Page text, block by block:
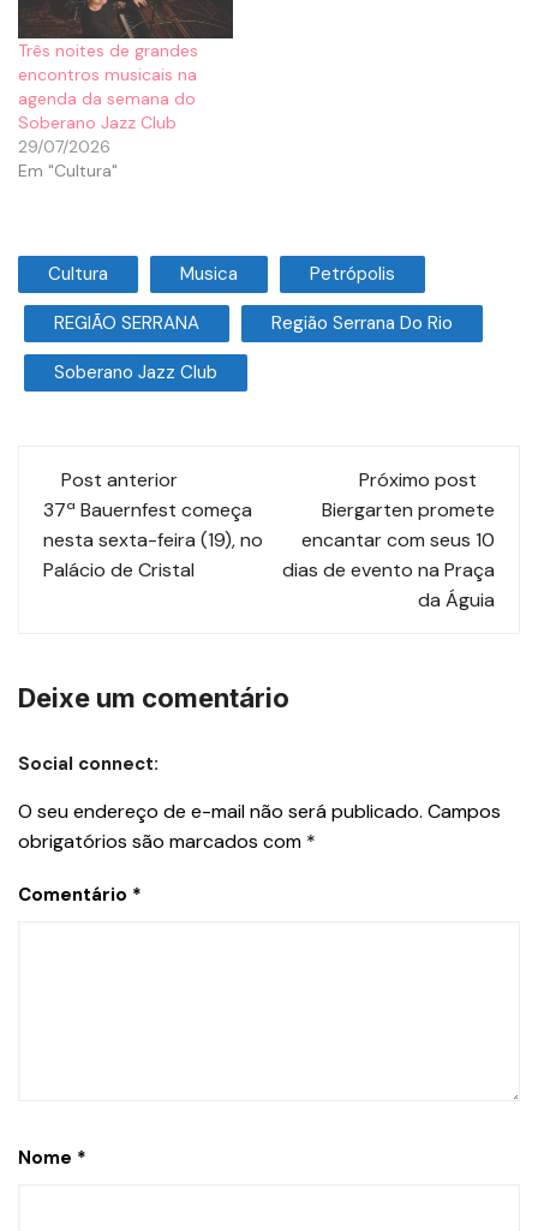
Três noites de grandes
encontros musicais na
agenda da semana do
Soberano Jazz Club
29/07/2026
Em "Cultura"
Cultura Musica Petrópolis
REGIÃO SERRANA Região Serrana Do Rio
Soberano Jazz Club
Post anterior
37ª Bauernfest começa
nesta sexta-feira (19), no
Palácio de Cristal
Próximo post
Biergarten promete
encantar com seus 10
dias de evento na Praça
da Águia
Deixe um comentário
Social connect:
O seu endereço de e-mail não será publicado. Campos
obrigatórios são marcados com *
Comentário *
Nome *